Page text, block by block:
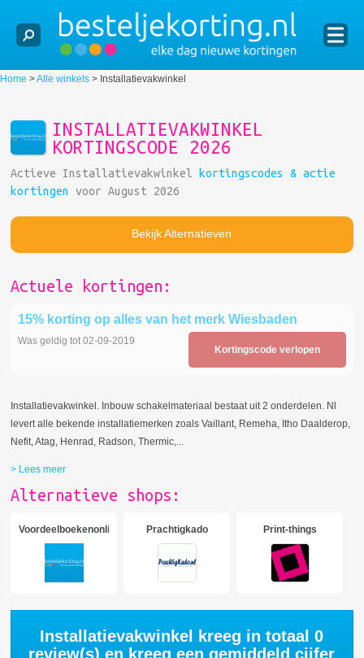
Home >Alle winkels > Installatievakwinkel
INSTALLATIEVAKWINKEL
KORTINGSCODE 2026
Actieve Installatievakwinkel kortingscodes & actie
kortingen
voor August 2026
Bekijk Alternatieven
Actuele kortingen:
15% korting op alles van het merk Wiesbaden
Kortingscode verlopen
Was geldig tot 02-09-2019
Installatievakwinkel. Inbouw schakelmateriaal bestaat uit 2 onderdelen. Nl
levert alle bekende installatiemerken zoals Vaillant, Remeha, Itho Daalderop,
Nefit, Atag, Henrad, Radson, Thermic,
> Lees meer
Alternatieve shops:
Voordeelboekenonline Prachtigkado Print-things
Installatievakwinkel kreeg in totaal0
review(s) en kreeg een gemiddeld cijfer